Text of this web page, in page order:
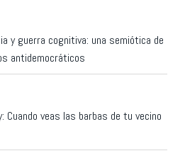
y guerra cognitiva: una semiótica de
antidemocráticos
Cuando veas las barbas de tu vecino